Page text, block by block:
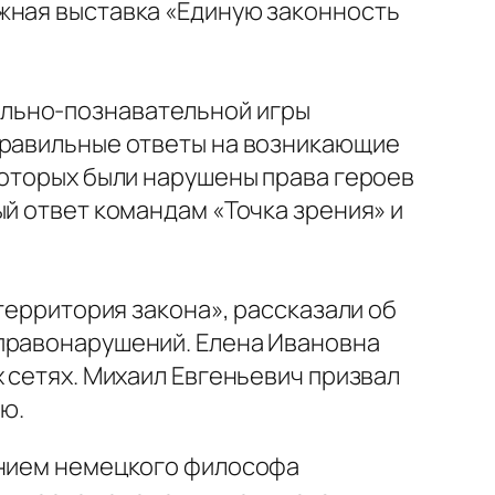
выставка «Единую законность
познавательной игры
ответы на возникающие
были нарушены права героев
ответ командам «Точка зрения» и
закона», рассказали об
Елена Ивановна
Михаил Евгеньевич призвал
немецкого философа